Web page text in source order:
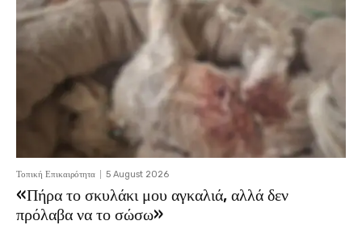
Τοπική Επικαιρότητα 5 August 2026
«Πήρα το σκυλάκι μου αγκαλιά, αλλά δεν
πρόλαβα να το σώσω»